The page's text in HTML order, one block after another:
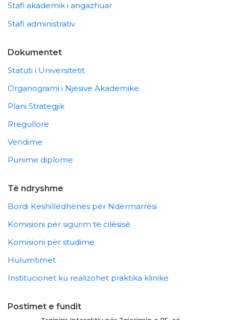
Stafi akademik i angazhuar
Stafi administrativ
Dokumentet
Statuti i Universitetit
Organogrami i Njësive Akademike
Plani Strategjik
Rregullore
Vendime
Punime diplome
Të ndryshme
Bordi Këshillëdhënës për Ndërmarrësi
Komisioni për sigurim të cilësisë
Komisioni për studime
Hulumtimet
Institucionet ku realizohet praktika klinike
Postimet e fundit